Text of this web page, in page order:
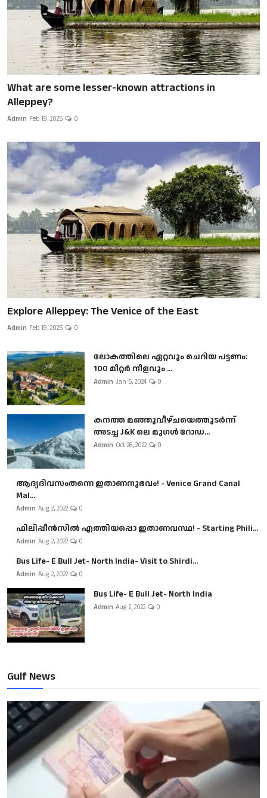
What are some lesser-known attractions in
Alleppey?
Admin Feb 19, 2025 0
Explore Alleppey: The Venice of the East
Admin Feb 19, 2025 0
ലോകത്തിലെ ഏറ്റവും ചെറിയ പട്ടണം:
100 മീറ്റർ നീളവും ...
Admin Jan 5, 2024 0
കനത്ത മഞ്ഞുവീഴ്ചയെത്തുടർന്ന്
അടച്ച J&K ലെ മുഗൾ റോഡ...
Admin Oct 26, 2022 0
ആദ്യദിവസംതന്നെ ഇതാണനുഭവം! - Venice Grand Canal
Mal...
Admin Aug 2, 2022 0
ഫിലിപ്പീൻസിൽ എത്തിയപ്പൊ ഇതാണവസ്ഥ! - Starting Phili...
Admin Aug 2, 2022 0
Bus Life- E Bull Jet- North India- Visit to Shirdi...
Admin Aug 2, 2022 0
Bus Life- E Bull Jet- North India
Admin Aug 2, 2022 0
Gulf News